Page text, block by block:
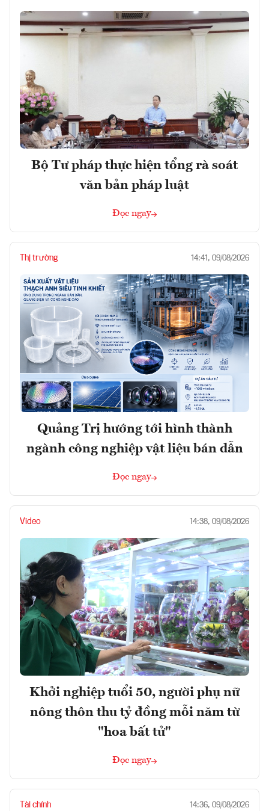
Bộ Tư pháp thực hiện tổng rà soát
văn bản pháp luật
Đọc ngay
Thị trường 14:41, 09/08/2026
Quảng Trị hướng tới hình thành
ngành công nghiệp vật liệu bán dẫn
Đọc ngay
Video 14:38, 09/08/2026
Khởi nghiệp tuổi 50, người phụ nữ
nông thôn thu tỷ đồng mỗi năm từ
"hoa bất tử"
Đọc ngay
Tài chính 14:36, 09/08/2026